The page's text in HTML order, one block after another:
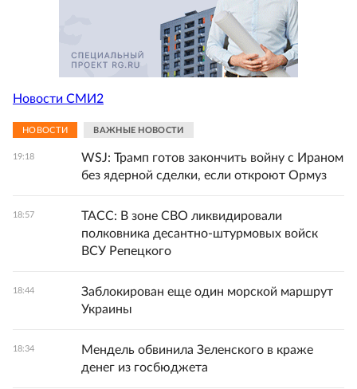
Новости СМИ2
НОВОСТИ ВАЖНЫЕ НОВОСТИ
19:18
WSJ: Трамп готов закончить войну с Ираном
без ядерной сделки, если откроют Ормуз
18:57
ТАСС: В зоне СВО ликвидировали
полковника десантно-штурмовых войск
ВСУ Репецкого
18:44
Заблокирован еще один морской маршрут
Украины
18:34
Мендель обвинила Зеленского в краже
денег из госбюджета